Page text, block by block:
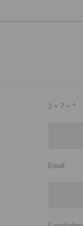
2 + 7 = *
Email